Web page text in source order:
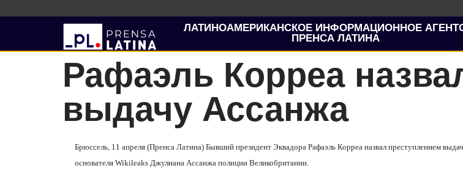
ЛАТИНОАМЕРИКАНСКОЕ ИНФОРМАЦИОННОЕ
ПРЕНСА ЛАТИНА
Рафаэль Корреа
выдачу Ассанжа
Брюссель, 11 апреля (Пренса Латина) Бывший президент Эквадора Рафаэль Корреа назвал преступлением
основателя Wikileaks Джулиана Ассанжа полиции Великобритании.